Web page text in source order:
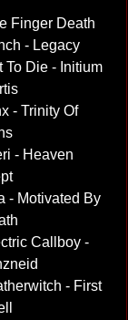
Finger Death
- Legacy
To Die - Initium
- Trinity Of
- Heaven
- Motivated By
Callboy -
- First